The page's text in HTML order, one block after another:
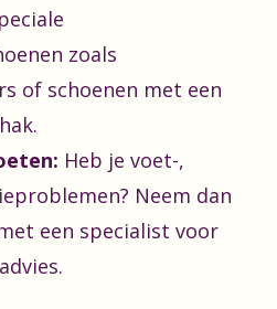
zoals
of schoenen met een
Heb je voet-,
Neem dan
een specialist voor